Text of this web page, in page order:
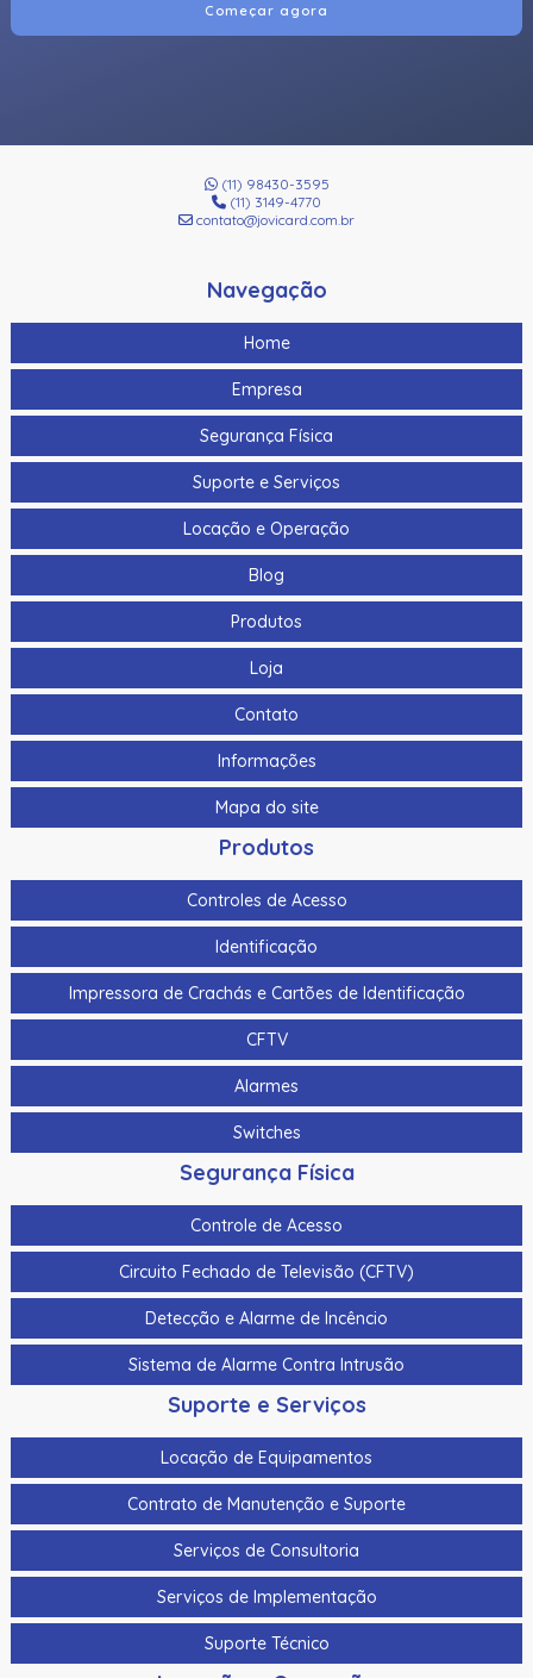
Começar agora
(11) 98430-3595
(11) 3149-4770
contato@jovicard.com.br
Navegação
Home
Empresa
Segurança Física
Suporte e Serviços
Locação e Operação
Blog
Produtos
Loja
Contato
Informações
Mapa do site
Produtos
Controles de Acesso
Identificação
Impressora de Crachás e Cartões de Identificação
CFTV
Alarmes
Switches
Segurança Física
Controle de Acesso
Circuito Fechado de Televisão (CFTV)
Detecção e Alarme de Incêncio
Sistema de Alarme Contra Intrusão
Suporte e Serviços
Locação de Equipamentos
Contrato de Manutenção e Suporte
Serviços de Consultoria
Serviços de Implementação
Suporte Técnico